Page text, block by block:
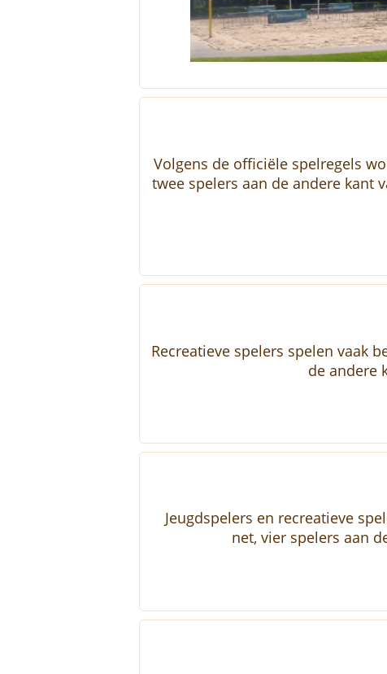
Volgens de officiële spelregels
twee spelers aan de andere kant
Recreatieve spelers spelen vaak
de andere
Jeugdspelers en recreatieve
net, vier spelers aan